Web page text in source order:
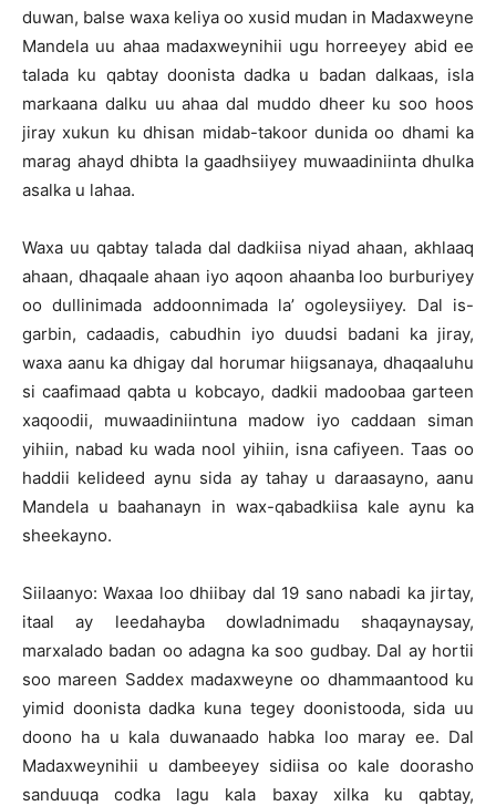
duwan, balse waxa keliya oo xusid mudan in Madaxweyne
Mandela uu ahaa madaxweynihii ugu horreeyey abid ee
talada ku qabtay doonista dadka u badan dalkaas, isla
markaana dalku uu ahaa dal muddo dheer ku soo hoos
jiray xukun ku dhisan midab-takoor dunida oo dhami ka
marag ahayd dhibta la gaadhsiiyey muwaadiniinta dhulka
asalka u lahaa.
Waxa uu qabtay talada dal dadkiisa niyad ahaan, akhlaaq
ahaan, dhaqaale ahaan iyo aqoon ahaanba loo burburiyey
oo dullinimada addoonnimada la’ ogoleysiiyey. Dal is-
garbin, cadaadis, cabudhin iyo duudsi badani ka jiray,
waxa aanu ka dhigay dal horumar hiigsanaya, dhaqaaluhu
si caafimaad qabta u kobcayo, dadkii madoobaa garteen
xaqoodii, muwaadiniintuna madow iyo caddaan siman
yihiin, nabad ku wada nool yihiin, isna cafiyeen. Taas oo
haddii kelideed aynu sida ay tahay u daraasayno, aanu
Mandela u baahanayn in wax-qabadkiisa kale aynu ka
sheekayno.
Siilaanyo: Waxaa loo dhiibay dal 19 sano nabadi ka jirtay,
itaal ay leedahayba dowladnimadu shaqaynaysay,
marxalado badan oo adagna ka soo gudbay. Dal ay hortii
soo mareen Saddex madaxweyne oo dhammaantood ku
yimid doonista dadka kuna tegey doonistooda, sida uu
doono ha u kala duwanaado habka loo maray ee. Dal
Madaxweynihii u dambeeyey sidiisa oo kale doorasho
sanduuqa codka lagu kala baxay xilka ku qabtay,